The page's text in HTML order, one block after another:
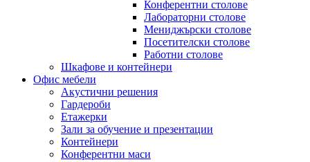
Конферентни столове
Лабораторни столове
Мениджърски столове
Посетителски столове
Работни столове
Шкафове и контейнери
Офис мебели
Акустични решения
Гардероби
Етажерки
Зали за обучение и презентации
Контейнери
Конферентни маси